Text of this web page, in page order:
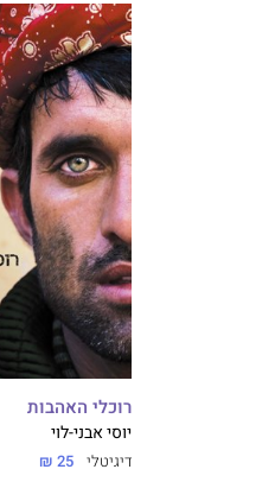
רוכלי האהבות
יוסי אבני-לוי
דיגיטלי 25 ₪